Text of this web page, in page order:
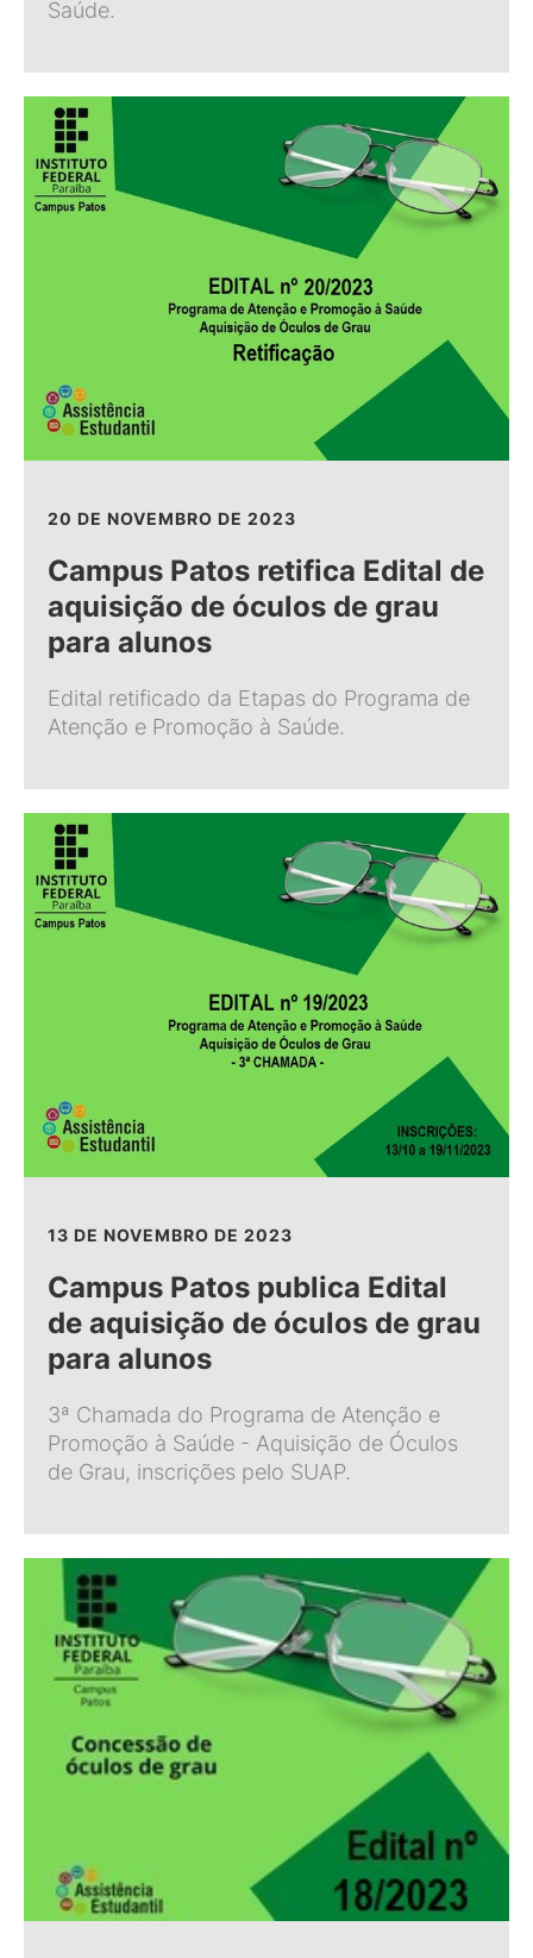
Saúde.
20 DE NOVEMBRO DE 2023
Campus Patos retifica Edital de
aquisição de óculos de grau
para alunos
Edital retificado da Etapas do Programa de
Atenção e Promoção à Saúde.
13 DE NOVEMBRO DE 2023
Campus Patos publica Edital
de aquisição de óculos de grau
para alunos
3ª Chamada do Programa de Atenção e
Promoção à Saúde - Aquisição de Óculos
de Grau, inscrições pelo SUAP.